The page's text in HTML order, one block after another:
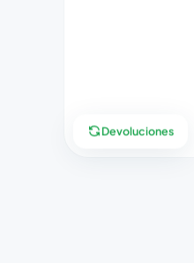
Devoluciones